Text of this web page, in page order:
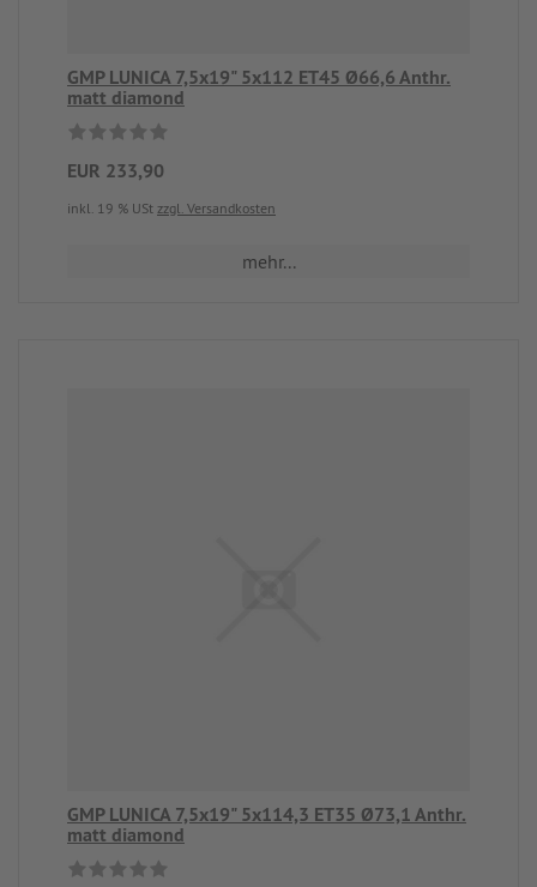
GMP LUNICA 7,5x19" 5x112 ET45 Ø66,6 Anthr.
matt diamond
EUR 233,90
inkl. 19 % USt zzgl. Versandkosten
mehr...
GMP LUNICA 7,5x19" 5x114,3 ET35 Ø73,1 Anthr.
matt diamond